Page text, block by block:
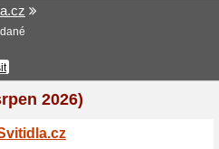
>A